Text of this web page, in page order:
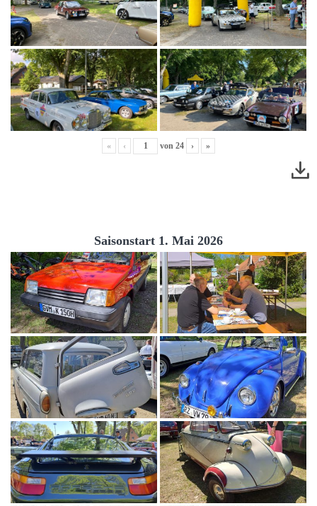
« ‹ von 24 › »
Saisonstart 1. Mai 2026